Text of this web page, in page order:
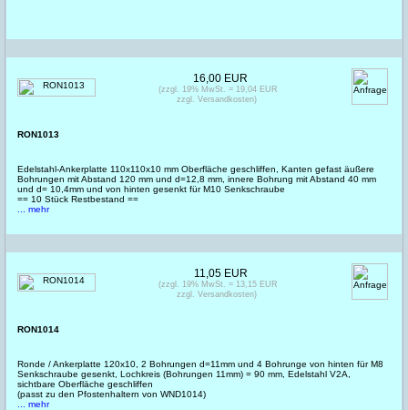
RON1013
Edelstahl-Ankerplatte 110x110x10 mm Oberfläche geschliffen, Kanten gefast äußere
Bohrungen mit Abstand 120 mm und d=12,8 mm, innere Bohrung mit Abstand 40 mm
und d= 10,4mm und von hinten gesenkt für M10 Senkschraube
== 10 Stück Restbestand ==
... mehr
16,00 EUR
(zzgl. 19% MwSt. = 19,04 EUR
zzgl. Versandkosten)
RON1014
Ronde / Ankerplatte 120x10, 2 Bohrungen d=11mm und 4 Bohrunge von hinten für M8
Senkschraube gesenkt, Lochkreis (Bohrungen 11mm) = 90 mm, Edelstahl V2A,
sichtbare Oberfläche geschliffen
(passt zu den Pfostenhaltern von WND1014)
... mehr
11,05 EUR
(zzgl. 19% MwSt. = 13,15 EUR
zzgl. Versandkosten)